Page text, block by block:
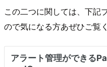
この二つに関しては、下記
ので気になる方あぜひご覧